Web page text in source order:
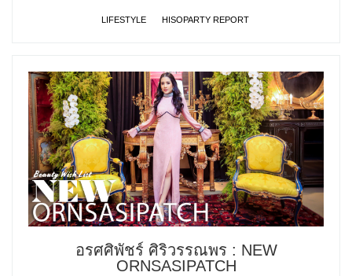
LIFESTYLE HISOPARTY REPORT
อรศศิพัชร์ ศิริวรรณพร : NEW
ORNSASIPATCH